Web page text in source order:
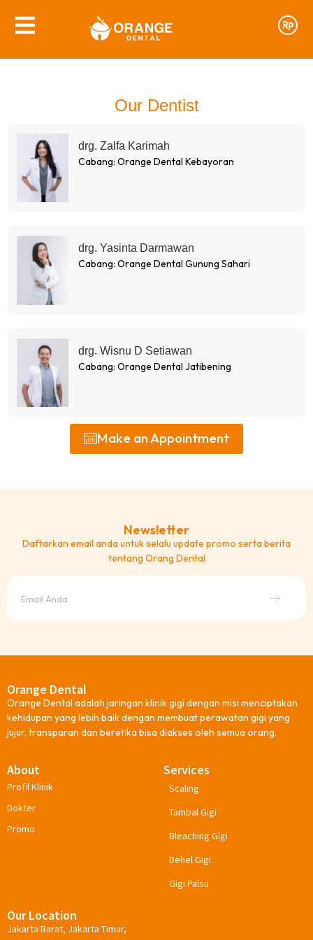
Our Dentist
drg. Zalfa Karimah
Cabang: Orange Dental Kebayoran
drg. Yasinta Darmawan
Cabang: Orange Dental Gunung Sahari
drg. Wisnu D Setiawan
Cabang: Orange Dental Jatibening
Make an Appointment
Newsletter
Daftarkan email anda untuk selalu update promo serta berita
tentang Orang Dental
Orange Dental
Orange Dental adalah jaringan klinik gigi dengan misi menciptakan
kehidupan yang lebih baik dengan membuat perawatan gigi yang
jujur, transparan dan beretika bisa diakses oleh semua orang.
About
Profil Klinik
Dokter
Promo
Services
Scaling
Tambal Gigi
Bleaching Gigi
Behel Gigi
Gigi Palsu
Our Location
Jakarta Barat, Jakarta Timur,